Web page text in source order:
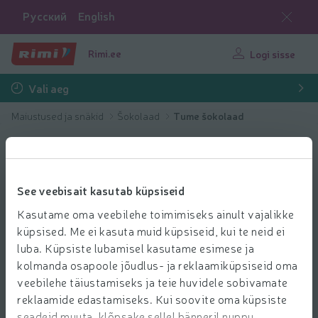
See veebisait kasutab küpsiseid
Kasutame oma veebilehe toimimiseks ainult vajalikke
küpsised. Me ei kasuta muid küpsiseid, kui te neid ei
luba. Küpsiste lubamisel kasutame esimese ja
kolmanda osapoole jõudlus- ja reklaamiküpsiseid oma
veebilehe täiustamiseks ja teie huvidele sobivamate
reklaamide edastamiseks. Kui soovite oma küpsiste
Русский English
Rimi.ee Logi sisse
Vali aeg
Maiustused ja snäkid Šokolaad Tume šokolaad